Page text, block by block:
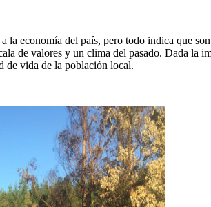
economía del país, pero todo indica que
de valores y un clima del pasado. Dada la
de vida de la población local.